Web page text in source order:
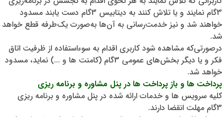
3گام نمایند و یا تلاش کنند به دیتابیس 3گام دست یابند مسدود
خواهند شد و نیز خدمت‌رسانی به آن‌ها به‌صورت یک‌طرفه قطع خواهد
شد.
درصورتی‌که مشاهده شود کاربری اقدام به سوءاستفاده از ظرفیت اتاق
فکر و یا دیگر بخش‌های عمومی 3گام (کامنت ها و ...) نماید، مسدود
خواهد شد.
پرداخت ها و باز پرداخت ها در پنل مشاوره و برنامه ریزی
کلیه سرویس ها و خدمات ارائه شده در پنل مشاوره و برنامه ریزی
3گام مهلت انقضا دارند.